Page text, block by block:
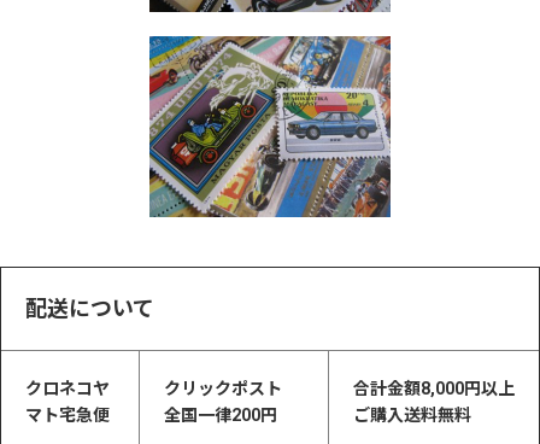
配送について
クロネコヤ
マト宅急便
クリックポスト
全国一律200円
合計金額8,000円以上
ご購入送料無料